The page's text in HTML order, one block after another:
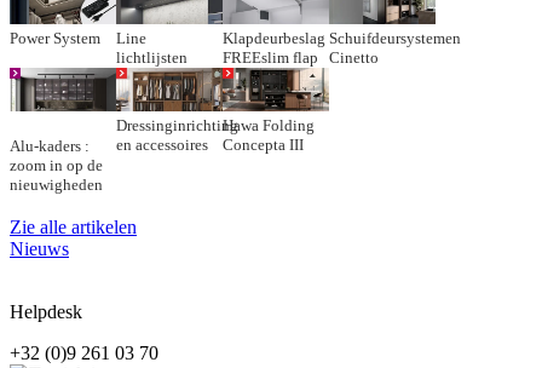
Power System
Line
lichtlijsten
Klapdeurbeslag
FREEslim flap
Schuifdeursystemen
Cinetto
Alu-kaders :
zoom in op de
nieuwigheden
Dressinginrichting
en accessoires
Hawa Folding
Concepta III
Zie alle artikelen
Nieuws
Helpdesk
+32 (0)9 261 03 70